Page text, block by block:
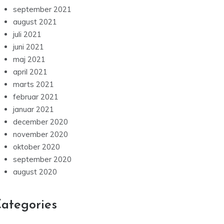
september 2021
august 2021
juli 2021
juni 2021
maj 2021
april 2021
marts 2021
februar 2021
januar 2021
december 2020
november 2020
oktober 2020
september 2020
august 2020